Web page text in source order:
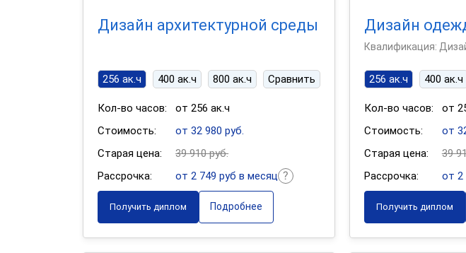
Дизайн архитектурной среды
256 ак.ч 400 ак.ч 800 ак.ч Сравнить
Кол-во часов:
от 256 ак.ч
Стоимость:
от 32 980 руб.
Старая цена:
39 910 руб.
Рассрочка:
от 2 749 руб в месяц
Получить диплом Подробнее
Дизайн
Квалификация:
256 ак.ч 400 ак.ч
Кол-во часов:
от
Стоимость:
от
Старая цена:
39
Рассрочка:
от 2
Получить диплом